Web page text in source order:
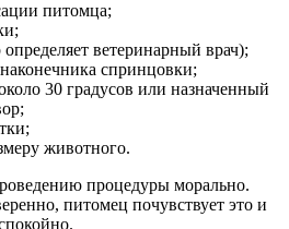
питомца;
ветеринарный врач);
спринцовки;
30 градусов или назначенный
животного.
процедуры морально.
питомец почувствует это и